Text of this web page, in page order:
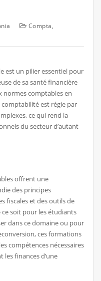
Compta,
est un pilier essentiel pour
de sa santé financière
normes comptables en
comptabilité est régie par
ce qui rend la
du secteur d’autant
offrent une
des principes
fiscales et des outils de
soit pour les étudiants
dans ce domaine ou pour
ces formations
compétences nécessaires
les finances d’une